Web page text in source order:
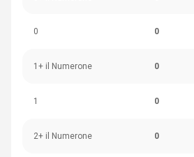
0 0
1+ il Numerone 0
1 0
2+ il Numerone 0